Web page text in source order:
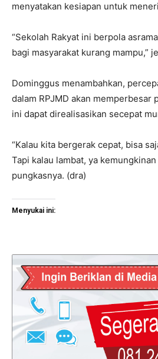
menyatakan kesiapan untuk
“Sekolah Rakyat ini berpola
bagi masyarakat kurang mampu,”
Dominggus menambahkan,
dalam RPJMD akan memperbesar
ini dapat direalisasikan secepat
“Kalau kita bergerak cepat, bisa
Tapi kalau lambat, ya
pungkasnya. (dra)
Menyukai ini: